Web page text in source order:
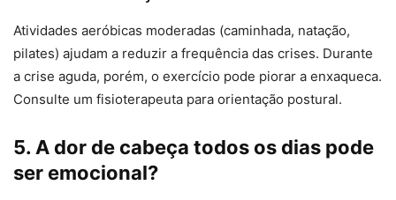
Atividades aeróbicas moderadas (caminhada, natação,
pilates) ajudam a reduzir a frequência das crises. Durante
a crise aguda, porém, o exercício pode piorar a enxaqueca.
Consulte um fisioterapeuta para orientação postural.
5. A dor de cabeça todos os dias pode
ser emocional?